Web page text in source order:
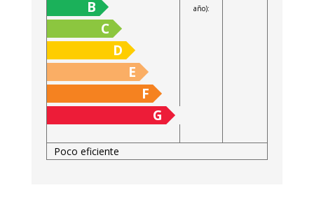
año):
B
C
D
E
F
G
Poco eficiente